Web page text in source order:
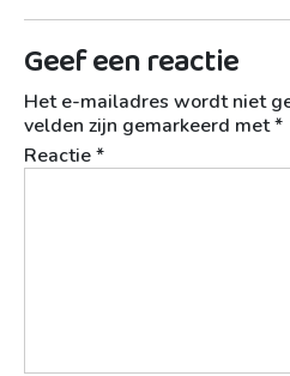
Geef een reactie
Het e-mailadres wordt niet
velden zijn gemarkeerd met*
Reactie*